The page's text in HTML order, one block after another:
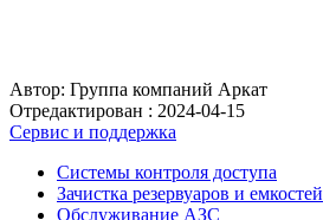
Автор: Группа компаний Аркат
Отредактирован : 2024-04-15
Сервис и поддержка
Системы контроля доступа
Зачистка резервуаров и емкостей
Обслуживание АЗС